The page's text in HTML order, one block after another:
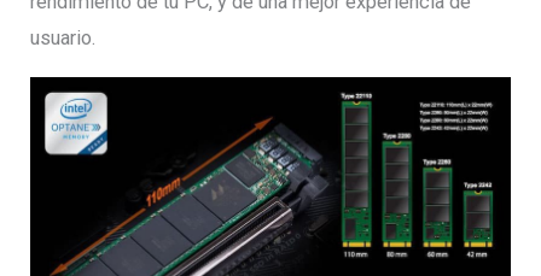
usuario.